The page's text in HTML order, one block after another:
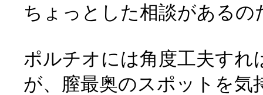
ちょっとした相談があるの
ポルチオには角度工夫すれ
が、膣最奥のスポットを気